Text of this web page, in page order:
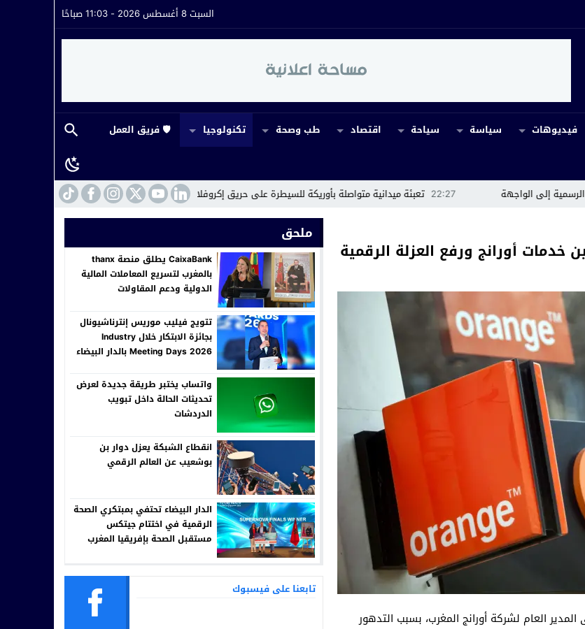
السبت 8 أغسطس 2026 - 11:03 صباحًا
فيديوهات سياسة سياحة اقتصاد طب وصحة تكنولوجيا 🛡️ فريق العمل
22:27 تعبئة ميدانية متواصلة بأوريكة للسيطرة على حريق إكروفلا.. وحضور ميداني لافت لقائد القيادة 22:16 مراكش.. القضاء
أورانج ورفع العزلة الرقمية
العام لشركة أورانج المغرب، بسبب التدهور
ملحق
CaixaBank يطلق منصة thanx
بالمغرب لتسريع المعاملات المالية
الدولية ودعم المقاولات
تتويج فيليب موريس إنترناشيونال
بجائزة الابتكار خلال Industry
Meeting Days 2026 بالدار البيضاء
واتساب يختبر طريقة جديدة لعرض
تحديثات الحالة داخل تبويب
الدردشات
انقطاع الشبكة يعزل دوار بن
بوشعيب عن العالم الرقمي
الدار البيضاء تحتفي بمبتكري الصحة
الرقمية في اختتام جيتكس
مستقبل الصحة بإفريقيا المغرب
تابعنا على فيسبوك